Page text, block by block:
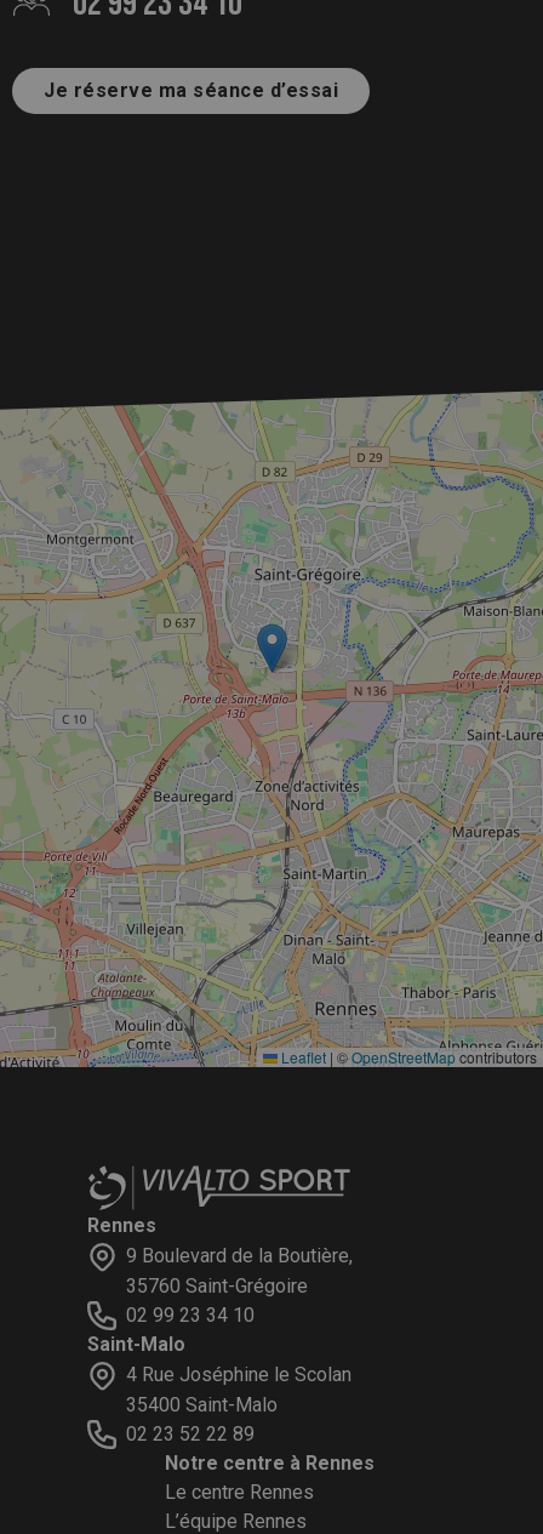
Je réserve ma séance d’essai
Leaflet | ©OpenStreetMapcontributors
Rennes
9 Boulevard de la Boutière,
35760 Saint-Grégoire
02 99 23 34 10
Saint-Malo
4 Rue Joséphine le Scolan
35400 Saint-Malo
02 23 52 22 89
Notre centre à Rennes
Le centre Rennes
L’équipe Rennes